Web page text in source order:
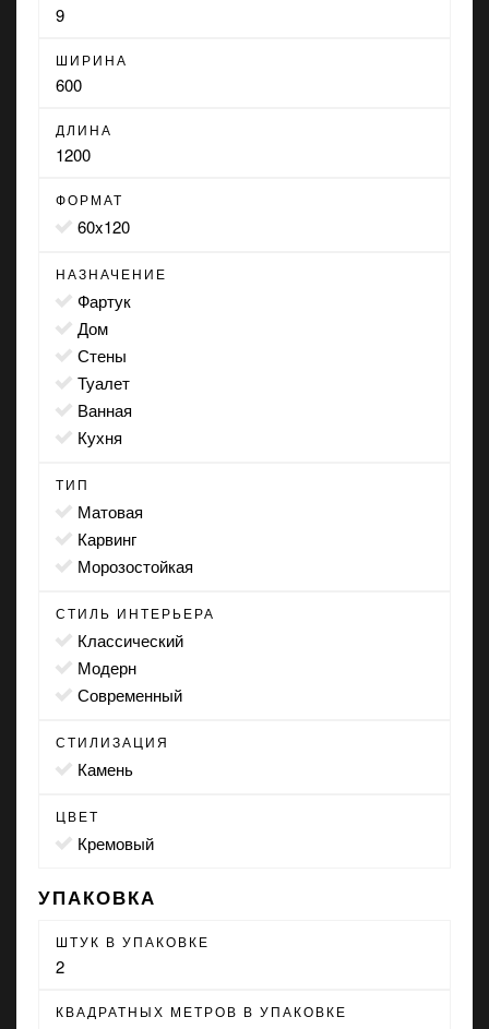
9
ШИРИНА
600
ДЛИНА
1200
ФОРМАТ
60x120
НАЗНАЧЕНИЕ
фартук
дом
стены
туалет
ванная
кухня
ТИП
матовая
карвинг
морозостойкая
СТИЛЬ ИНТЕРЬЕРА
классический
модерн
современный
СТИЛИЗАЦИЯ
камень
ЦВЕТ
кремовый
УПАКОВКА
ШТУК В УПАКОВКЕ
2
КВАДРАТНЫХ МЕТРОВ В УПАКОВКЕ